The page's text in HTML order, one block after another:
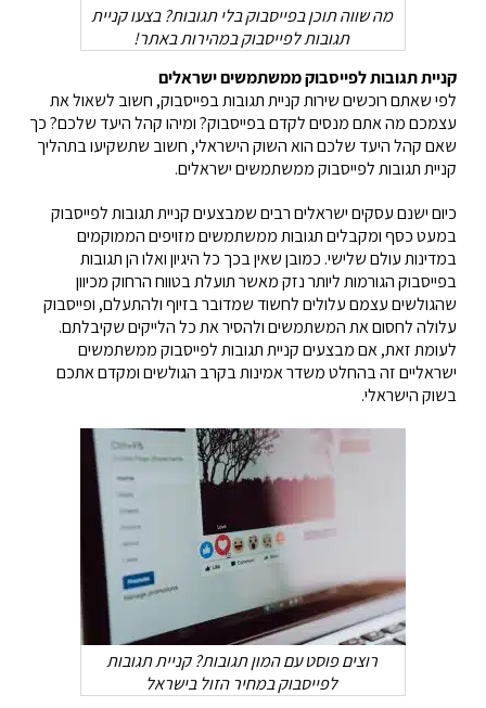
מה שווה תוכן בפייסבוק בלי תגובות? בצעו קניית
תגובות לפייסבוק במהירות באתר!
קנייתתגובותלפייסבוקממשתמשיםישראלים
לפי שאתם רוכשים שירות קניית תגובות בפייסבוק, חשוב לשאול את
עצמכם מה אתם מנסים לקדם בפייסבוק? ומיהו קהל היעד שלכם? כך
שאם קהל היעד שלכם הוא השוק הישראלי, חשוב שתשקיעו בתהליך
קניית תגובות לפייסבוק ממשתמשים ישראלים.
כיום ישנם עסקים ישראלים רבים שמבצעים קניית תגובות לפייסבוק
במעט כסף ומקבלים תגובות ממשתמשים מזויפים הממוקמים
במדינות עולם שלישי. כמובן שאין בכך כל היגיון ואלו הן תגובות
בפייסבוק הגורמות ליותר נזק מאשר תועלת בטווח הרחוק מכיוון
שהגולשים עצמם עלולים לחשוד שמדובר בזיוף ולהתעלם, ופייסבוק
עלולה לחסום את המשתמשים ולהסיר את כל הלייקים שקיבלתם.
לעומת זאת, אם מבצעים קניית תגובות לפייסבוק ממשתמשים
ישראליים זה בהחלט משדר אמינות בקרב הגולשים ומקדם אתכם
בשוק הישראלי.
רוצים פוסט עם המון תגובות? קניית תגובות
לפייסבוק במחיר הזול בישראל